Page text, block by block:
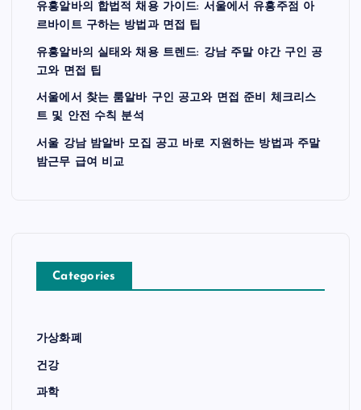
유흥알바의 합법적 채용 가이드: 서울에서 유흥주점 아
르바이트 구하는 방법과 면접 팁
유흥알바의 실태와 채용 트렌드: 강남 주말 야간 구인 공
고와 면접 팁
서울에서 찾는 룸알바 구인 공고와 면접 준비 체크리스
트 및 안전 수칙 분석
서울 강남 밤알바 모집 공고 바로 지원하는 방법과 주말
밤근무 급여 비교
Categories
가상화폐
건강
과학